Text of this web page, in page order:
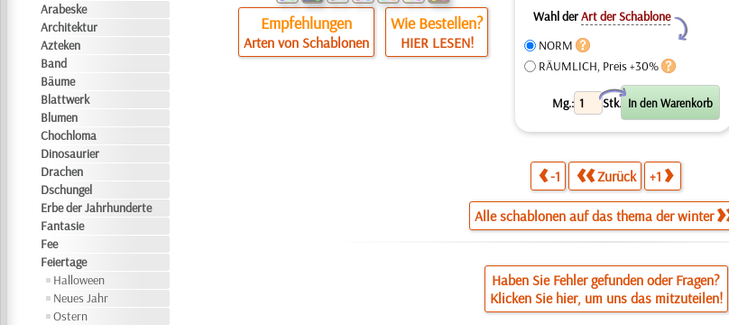
Arabeske
Architektur
Azteken
Band
Bäume
Blattwerk
Blumen
Chochloma
Dinosaurier
Drachen
Dschungel
Erbe der Jahrhunderte
Fantasie
Fee
Feiertage
Halloween
Neues Jahr
Ostern
Empfehlungen
Arten von Schablonen
Wie Bestellen?
HIER LESEN!
Wahl derArt der Schablone
Y
NORM
RÄUMLICH, Preis +30%
Mg.: Stk.
X
-1 Zurück +1
Alle schablonen auf das thema der winter
Haben Sie Fehler gefunden oder Fragen?
Klicken Sie hier, um uns das mitzuteilen!